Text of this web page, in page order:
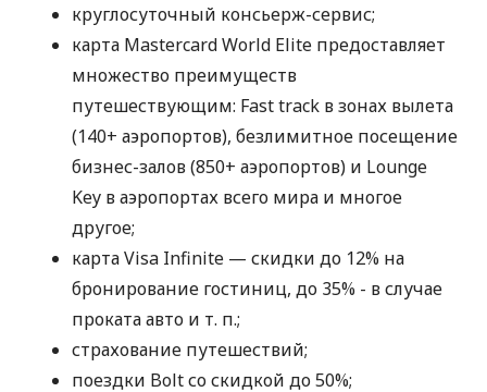
круглосуточный консьерж-сервис;
карта Mastercard World Elite предоставляет
множество преимуществ
путешествующим: Fast track в зонах вылета
(140+ аэропортов), безлимитное посещение
бизнес-залов (850+ аэропортов) и Lounge
Key в аэропортах всего мира и многое
другое;
карта Visa Infinite — скидки до 12% на
бронирование гостиниц, до 35% - в случае
проката авто и т. п.;
страхование путешествий;
поездки Bolt со скидкой до 50%;